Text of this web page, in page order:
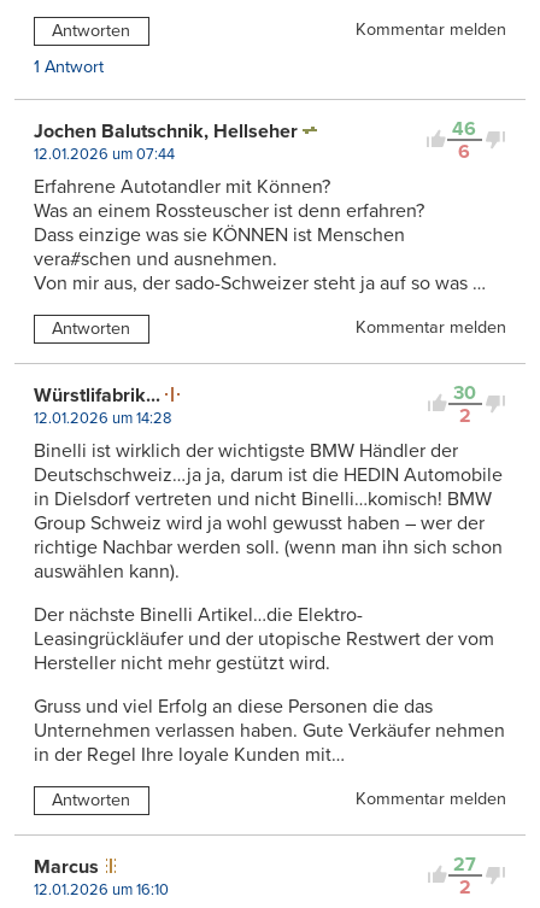
Antworten
Kommentar melden
1 Antwort
46
6
Jochen Balutschnik, Hellseher
12.01.2026 um 07:44
Erfahrene Autotandler mit Können?
Was an einem Rossteuscher ist denn erfahren?
Dass einzige was sie KÖNNEN ist Menschen
vera#schen und ausnehmen.
Von mir aus, der sado-Schweizer steht ja auf so was …
Antworten Kommentar melden
30
2
Würstlifabrik...
12.01.2026 um 14:28
Binelli ist wirklich der wichtigste BMW Händler der
Deutschschweiz…ja ja, darum ist die HEDIN Automobile
in Dielsdorf vertreten und nicht Binelli…komisch! BMW
Group Schweiz wird ja wohl gewusst haben – wer der
richtige Nachbar werden soll. (wenn man ihn sich schon
auswählen kann).
Der nächste Binelli Artikel…die Elektro-
Leasingrückläufer und der utopische Restwert der vom
Hersteller nicht mehr gestützt wird.
Gruss und viel Erfolg an diese Personen die das
Unternehmen verlassen haben. Gute Verkäufer nehmen
in der Regel Ihre loyale Kunden mit…
Antworten Kommentar melden
27
2
Marcus
12.01.2026 um 16:10